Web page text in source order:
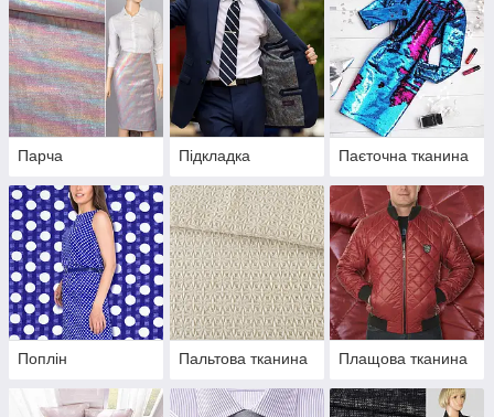
Парча Підкладка Паєточна тканина
Поплін Пальтова тканина Плащова тканина